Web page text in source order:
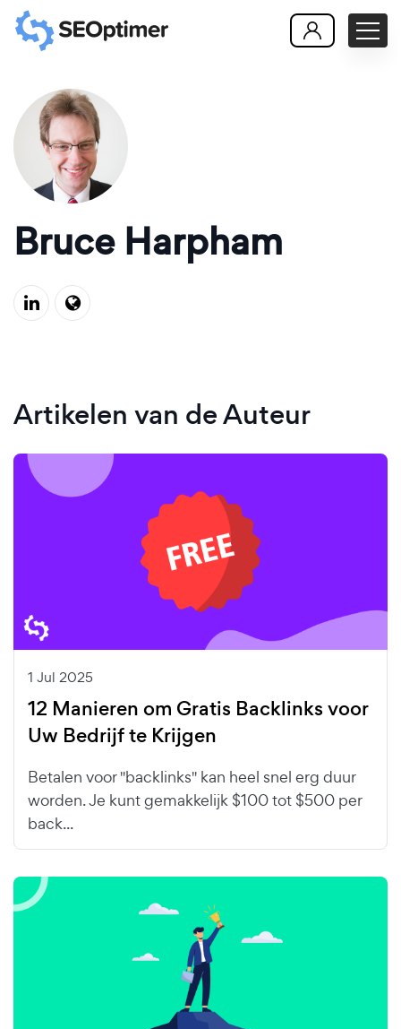
Bruce Harpham
Artikelen van de Auteur
1 Jul 2025
12 Manieren om Gratis Backlinks voor
Uw Bedrijf te Krijgen
Betalen voor "backlinks" kan heel snel erg duur
worden. Je kunt gemakkelijk $100 tot $500 per
back...